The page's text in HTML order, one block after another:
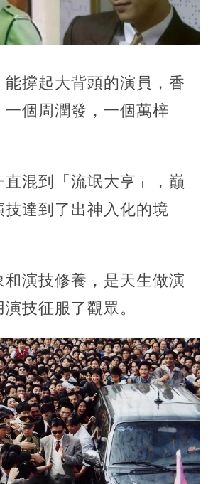
撐起大背頭的演員，香
一個周潤發，一個萬梓
混到「流氓大亨」，巔
技達到了出神入化的境
演技修養，是天生做演
技征服了觀眾。